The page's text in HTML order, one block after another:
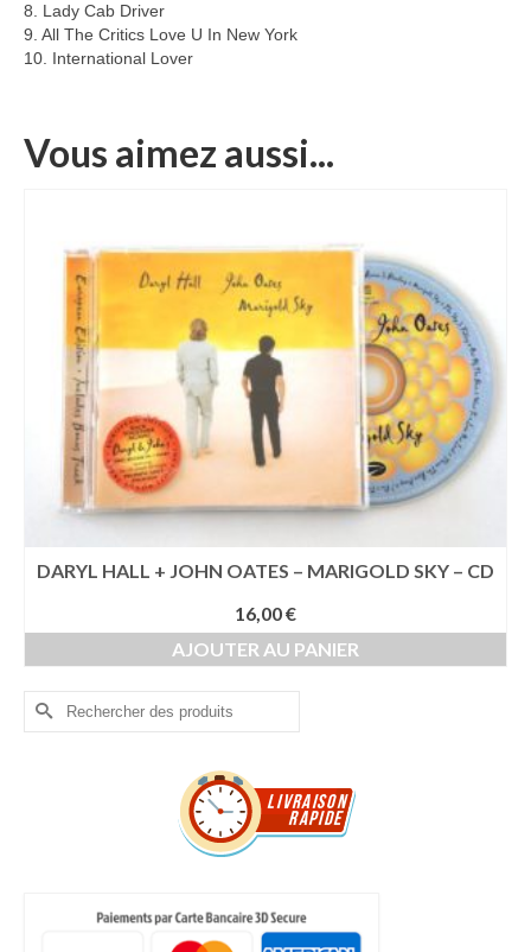
8. Lady Cab Driver
9. All The Critics Love U In New York
10. International Lover
Vous aimez aussi...
DARYL HALL + JOHN OATES – MARIGOLD SKY – CD
16,00€
AJOUTER AU PANIER
Rechercher :